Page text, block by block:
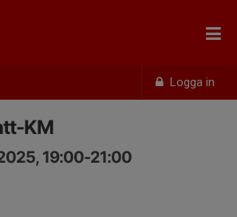
Logga in
KM
19:00-21:00